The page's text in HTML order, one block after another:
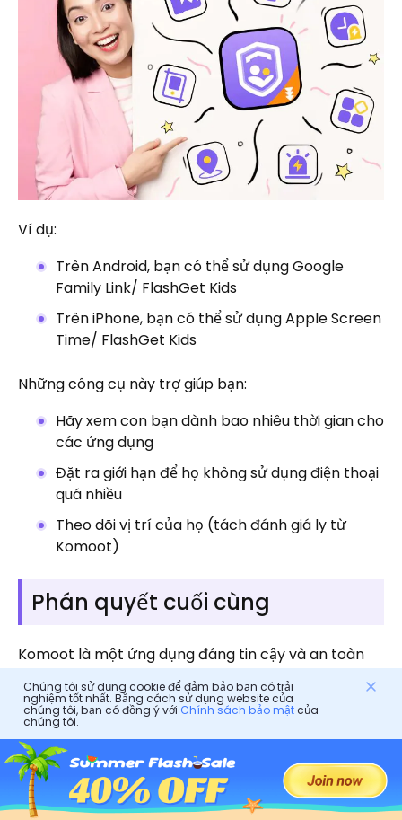
Ví dụ:
Trên Android, bạn có thể sử dụng Google
Family Link/ FlashGet Kids
Trên iPhone, bạn có thể sử dụng Apple Screen
Time/ FlashGet Kids
Những công cụ này trợ giúp bạn:
Hãy xem con bạn dành bao nhiêu thời gian cho
các ứng dụng
Đặt ra giới hạn để họ không sử dụng điện thoại
quá nhiều
Theo dõi vị trí của họ (tách đánh giá ly từ
Komoot)
Phán quyết cuối cùng
Komoot là một ứng dụng đáng tin cậy và an toàn
để lập kế hoạch lộ trình ngoài trời. Ứng dụng này
cân bằng tốt giữa tính dễ sử dụng, chi tiết bản đồ và
chức năng thực tế. Các gia đình có thể tin tưởng
vào ứng dụng này. Với sự chuẩn bị kỹ lưỡng và cài
đặt quyền riêng tư, ứng dụng này cũng có thể giúp
các chuyến đi ngoài trời trở nên dễ dự đoán và có
Chúng tôi sử dụng cookie để đảm bảo bạn có trải
nghiệm tốt nhất. Bằng cách sử dụng website của
chúng tôi, bạn có đồng ý với Chính sách bảo mậtcủa
chúng tôi.